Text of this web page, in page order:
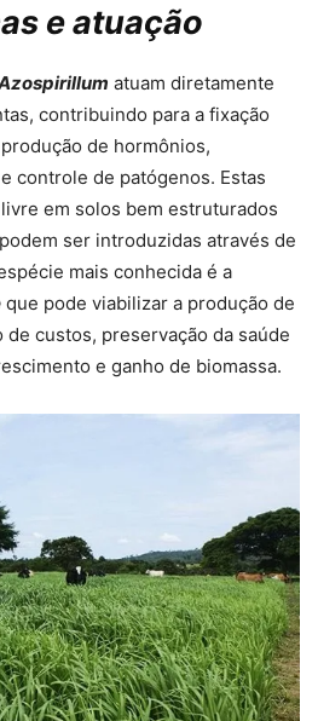
e atuação
atuam diretamente
contribuindo para a fixação
de hormônios,
controle de patógenos. Estas
em solos bem estruturados
ser introduzidas através de
mais conhecida é a
que pode viabilizar a produção de
de custos, preservação da saúde
e ganho de biomassa.